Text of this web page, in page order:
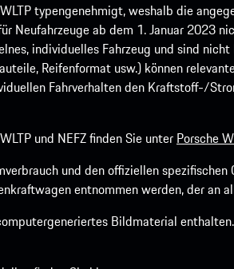
typengenehmigt, weshalb die
Neufahrzeuge ab dem 1. Januar 2023
individuelles Fahrzeug und sind
Reifenformat usw.) können
Fahrverhalten den Kraftstoff-/
und NEFZ finden Sie unter Porsche
und den offiziellen spezifischen
entnommen werden, der an
Bildmaterial